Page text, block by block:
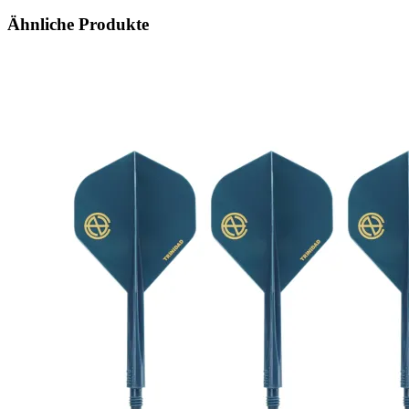
Ähnliche Produkte